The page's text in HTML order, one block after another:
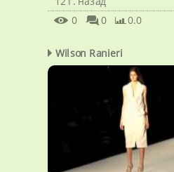
0
0 0.0
Wilson Ranieri